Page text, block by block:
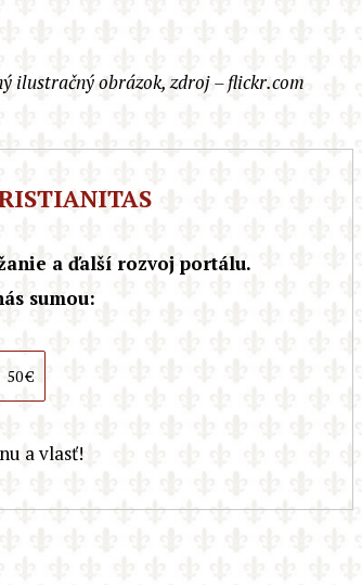
ilustračný obrázok, zdroj – flickr.com
a ďalší rozvoj portálu.
sumou:
50 €
a vlasť!